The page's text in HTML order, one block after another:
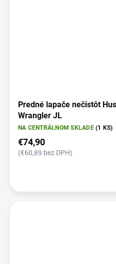
Predné lapače nečistôt
Wrangler JL
NA CENTRÁLNOM SKLADE(1 KS)
€74,90
(€60,89 bez DPH)